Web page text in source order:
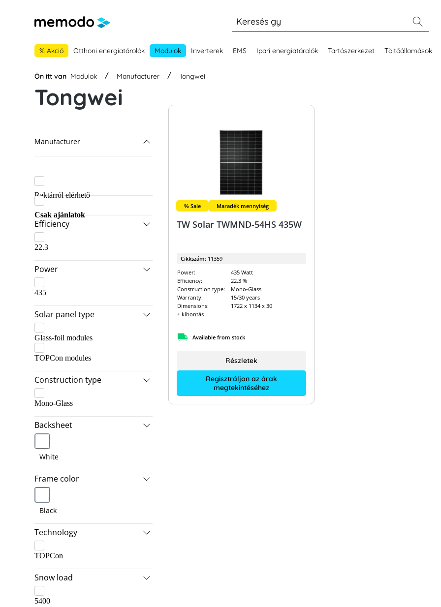
% Akció Otthoni energiatárolók Modulok Inverterek EMS Ipari energiatárolók Tartószerkezet Töltőállomások
Ön itt van Modulok Manufacturer Tongwei
Tongwei
Manufacturer
EGing
Euronergy
Longi
Phono Solar
Raktárról elérhető
Csak ajánlatok
Efficiency
22.3
Power
435
Solar panel type
Glass-foil modules
TOPCon modules
Construction type
Mono-Glass
Backsheet
White
Frame color
Black
Technology
TOPCon
Snow load
5400
% Sale Maradék mennyiség
TW Solar TWMND-54HS 435W
Cikkszám: 11359
Power:
435 Watt
Efficiency:
22.3 %
Construction type:
Mono-Glass
Warranty:
15/30 years
Dimensions:
1722 x 1134 x 30
+ kibontás
Available from stock
Regisztráljon az árak
megtekintéséhez
Részletek